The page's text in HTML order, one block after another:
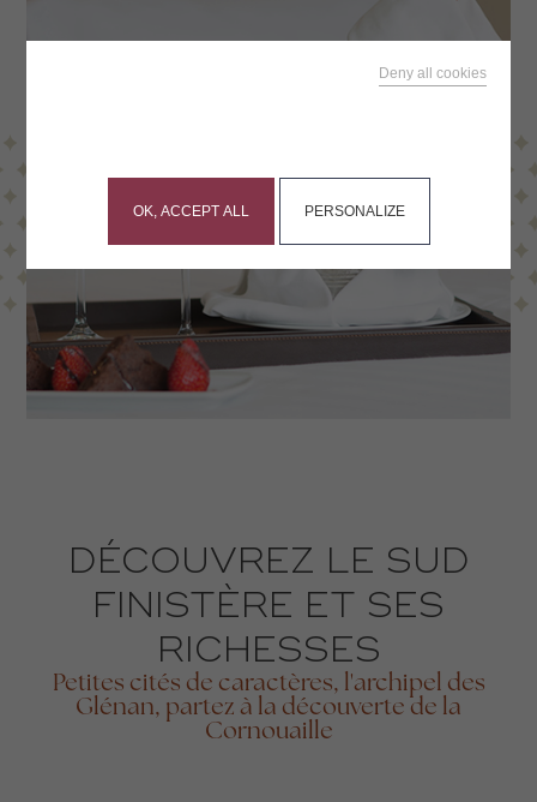
DÉCOUVREZ LE SUD
FINISTÈRE ET SES
RICHESSES
Petites cités de caractères, l'archipel des
Glénan, partez à la découverte de la
Cornouaille
OK, ACCEPT ALL
Deny all cookies
PERSONALIZE